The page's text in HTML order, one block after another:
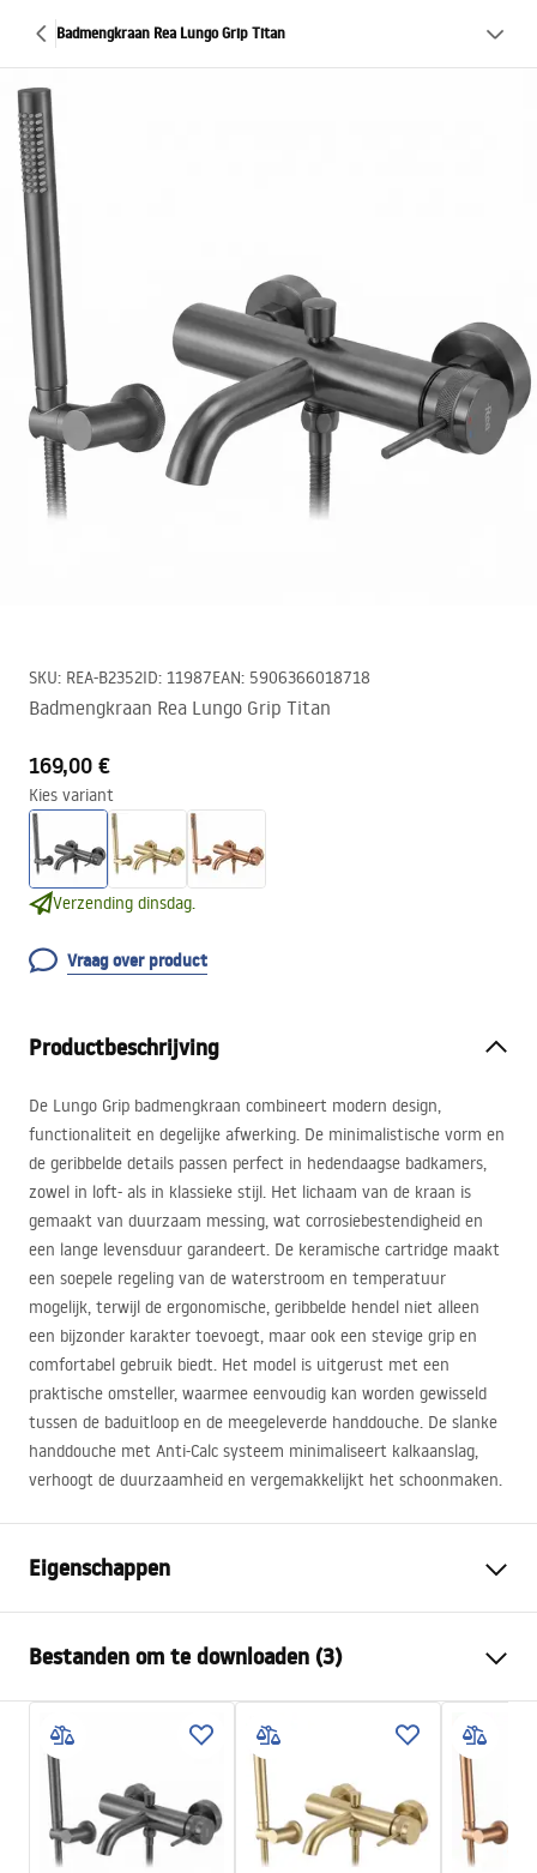
Badmengkraan Rea Lungo Grip Titan
SKU: REA-B2352ID: 11987EAN: 5906366018718
Badmengkraan Rea Lungo Grip Titan
169,00 €
Kies variant
Verzending dinsdag.
Vraag over product
Productbeschrijving
De Lungo Grip badmengkraan combineert modern design,
functionaliteit en degelijke afwerking. De minimalistische vorm en
de geribbelde details passen perfect in hedendaagse badkamers,
zowel in loft- als in klassieke stijl. Het lichaam van de kraan is
gemaakt van duurzaam messing, wat corrosiebestendigheid en
een lange levensduur garandeert. De keramische cartridge maakt
een soepele regeling van de waterstroom en temperatuur
mogelijk, terwijl de ergonomische, geribbelde hendel niet alleen
een bijzonder karakter toevoegt, maar ook een stevige grip en
comfortabel gebruik biedt. Het model is uitgerust met een
praktische omsteller, waarmee eenvoudig kan worden gewisseld
tussen de baduitloop en de meegeleverde handdouche. De slanke
handdouche met Anti-Calc systeem minimaliseert kalkaanslag,
verhoogt de duurzaamheid en vergemakkelijkt het schoonmaken.
Eigenschappen
Montagewijze
Wandmontage
Kleur
Titaniumkleur
Type uitloop
Vast
Materiaal
Messing, ABS
Uitloopbereik
190mm
Hoogte
mm
Bestanden om te downloaden (3)
Montagehandleiding
Warunki bezpieczeństwa